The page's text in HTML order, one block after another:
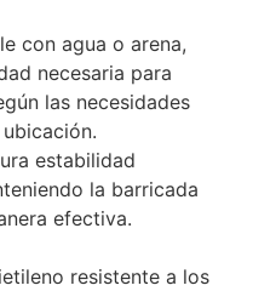
con agua o arena,
necesaria para
las necesidades
estabilidad
la barricada
efectiva.
resistente a los